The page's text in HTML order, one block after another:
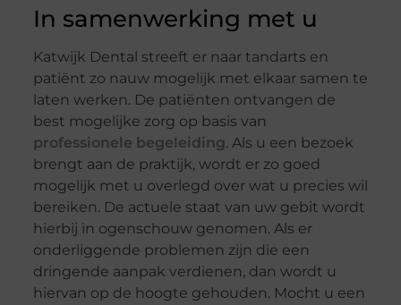
In samenwerking met u
Katwijk Dental streeft er naar tandarts en
patiënt zo nauw mogelijk met elkaar samen te
laten werken. De patiënten ontvangen de
best mogelijke zorg op basis van
professionele begeleiding. Als u een bezoek
brengt aan de praktijk, wordt er zo goed
mogelijk met u overlegd over wat u precies wil
bereiken. De actuele staat van uw gebit wordt
hierbij in ogenschouw genomen. Als er
onderliggende problemen zijn die een
dringende aanpak verdienen, dan wordt u
hiervan op de hoogte gehouden. Mocht u een